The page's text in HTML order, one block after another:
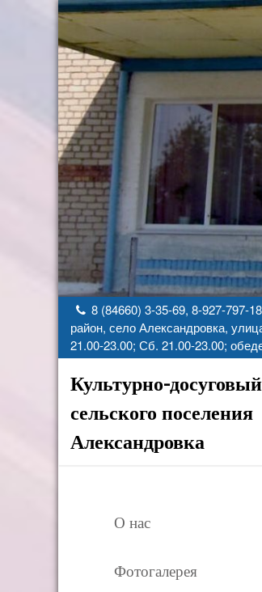
содержимому
8 (84660) 3-35-69, 8-927-797-
район, село Александровка,
21.00-23.00; Сб. 21.00-23.00;
Культурно-
сельского поселения
Александровка
О нас
Фотогалерея